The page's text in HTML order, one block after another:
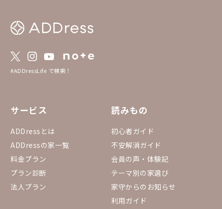
音楽を楽しむ ワインやお茶を飲みながら一
日の終わりを味わう といった過ごし方を指
方を忙しく終えるのではなく、一日の中で一
番心地よい時間にする」 というライフスタ
イルとして注目されています。 夕方の散歩
夜にかけての時間を楽しみませんか？
#ADDressLife で検索！
サービス
ADDressとは
ADDressの家一覧
料金プラン
プラン診断
法人プラン
読みもの
初心者ガイド
不安解消ガイド
会員の声・体験記
テーマ別の家選び
家守からのお知らせ
利用ガイド